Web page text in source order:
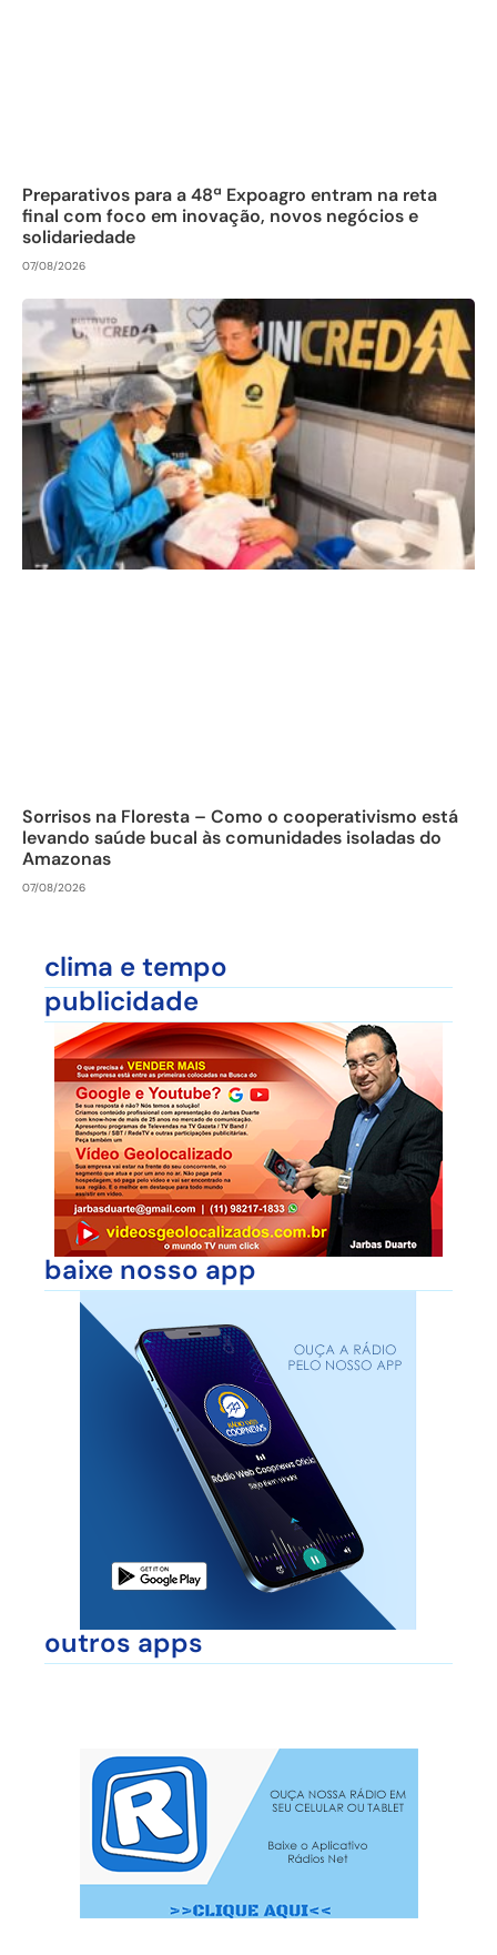
Preparativos para a 48ª Expoagro entram na reta
final com foco em inovação, novos negócios e
solidariedade
07/08/2026
Sorrisos na Floresta – Como o cooperativismo está
levando saúde bucal às comunidades isoladas do
Amazonas
07/08/2026
clima e tempo
publicidade
baixe nosso app
outros apps